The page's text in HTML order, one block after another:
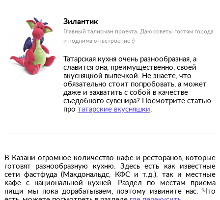
Зилантик
Главный талисман проекта. Даю советы гостям города
и поднимаю настроение :)
Татарская кухня очень разнообразная, а
славится она, преимущественно, своей
вкусняцкой выпечкой. Не знаете, что
обязательно стоит попробовать, а может
даже и захватить с собой в качестве
съедобного сувенира? Посмотрите статью
про татарские вкусняшки.
В Казани огромное количество кафе и ресторанов, которые
готовят разнообразную кухню. Здесь есть как известные
сети фастфуда (Макдональдс, КФС и т.д.), так и местные
кафе с национальной кухней. Раздел по местам приема
пищи мы пока дорабатываем, поэтому извините нас. Что